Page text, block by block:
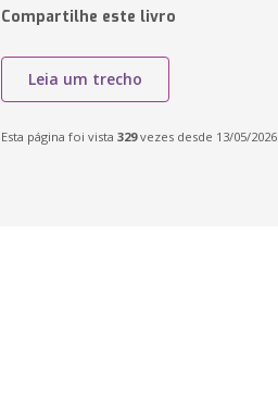
Compartilhe este livro
Leia um trecho
Esta página foi vista 329vezes desde 13/05/2026